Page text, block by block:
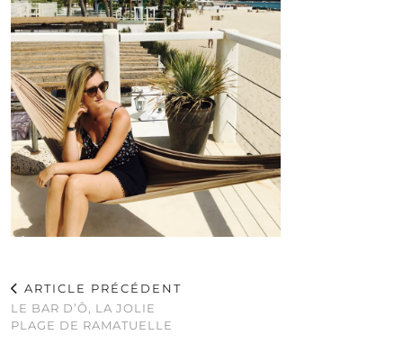
ARTICLE PRÉCÉDENT
LE BAR D’Ô, LA JOLIE
PLAGE DE RAMATUELLE